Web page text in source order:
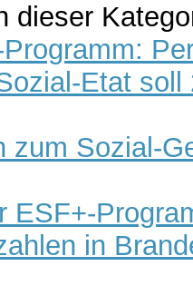
dieser
Etat
zum Sozial-
ESF+-
in